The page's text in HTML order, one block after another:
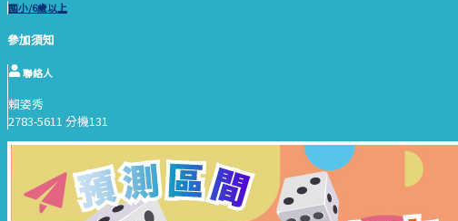
國小/6歲以上
參加須知
聯絡人
賴姿秀
2783-5611 分機131